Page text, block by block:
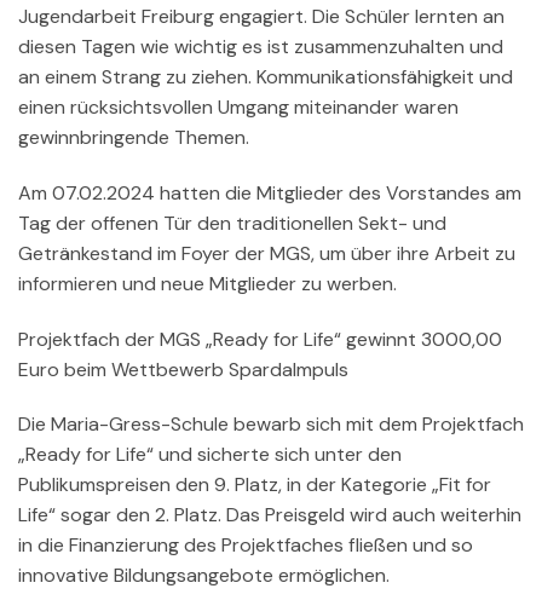
Jugendarbeit Freiburg engagiert. Die Schüler lernten an
diesen Tagen wie wichtig es ist zusammenzuhalten und
an einem Strang zu ziehen. Kommunikationsfähigkeit und
einen rücksichtsvollen Umgang miteinander waren
gewinnbringende Themen.
Am 07.02.2024 hatten die Mitglieder des Vorstandes am
Tag der offenen Tür den traditionellen Sekt- und
Getränkestand im Foyer der MGS, um über ihre Arbeit zu
informieren und neue Mitglieder zu werben.
Projektfach der MGS „Ready for Life“ gewinnt 3000,00
Euro beim Wettbewerb SpardaImpuls
Die Maria-Gress-Schule bewarb sich mit dem Projektfach
„Ready for Life“ und sicherte sich unter den
Publikumspreisen den 9. Platz, in der Kategorie „Fit for
Life“ sogar den 2. Platz. Das Preisgeld wird auch weiterhin
in die Finanzierung des Projektfaches fließen und so
innovative Bildungsangebote ermöglichen.